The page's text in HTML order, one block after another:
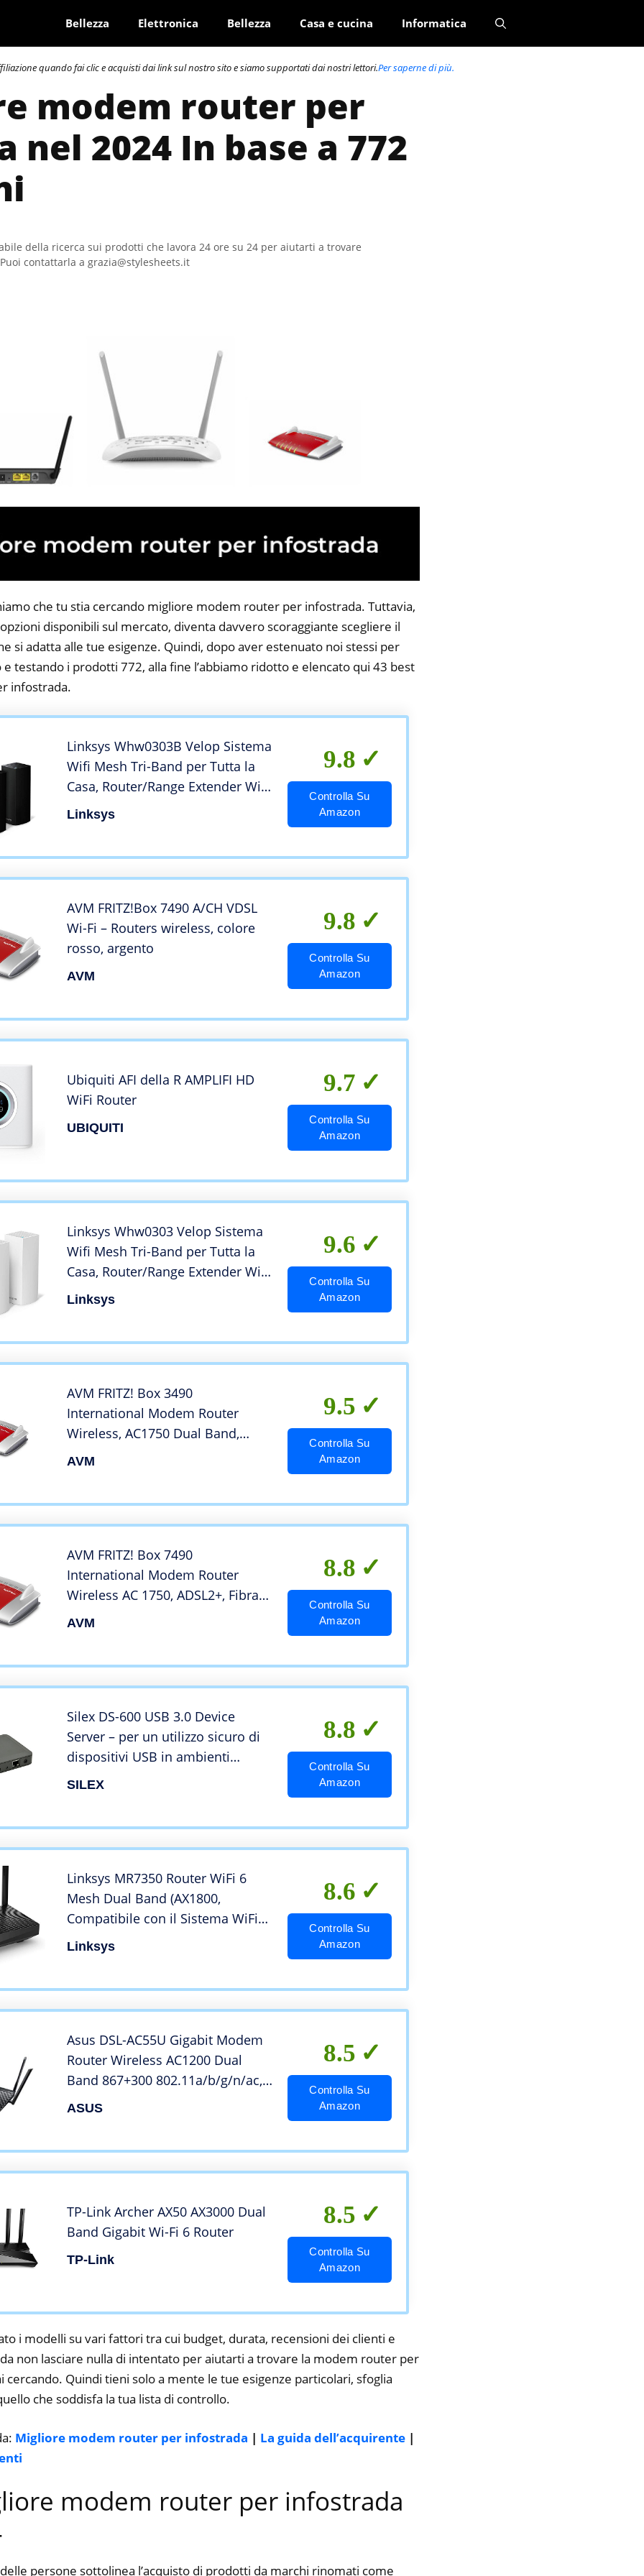
Bellezza Elettronica Bellezza Casa e cucina Informatica
quando fai clic e acquisti dai link sul nostro sito e siamo supportati dai nostri lettori.Per saperne di più.
modem router per
2024 In base a 772
della ricerca sui prodotti che lavora 24 ore su 24 per aiutarti a trovare
contattarla a grazia@stylesheets.it
che tu stia cercando migliore modem router per infostrada. Tuttavia,
disponibili sul mercato, diventa davvero scoraggiante scegliere il
si adatta alle tue esigenze. Quindi, dopo aver estenuato noi stessi per
testando i prodotti 772, alla fine l’abbiamo ridotto e elencato qui 43 best
infostrada.
Linksys Whw0303B Velop Sistema
Wifi Mesh Tri-Band per Tutta la
Casa, Router/Range Extender Wifi
Ac2200 per una Copertura
Completa, Copertura fino A 525
Linksys
9.8
Controlla Su
Amazon
AVM FRITZ!Box 7490 A/CH VDSL
Wi-Fi – Routers wireless, colore
rosso, argento
AVM
9.8
Controlla Su
Amazon
Ubiquiti AFI della R AMPLIFI HD
WiFi Router
UBIQUITI
9.7
Controlla Su
Amazon
Linksys Whw0303 Velop Sistema
Wifi Mesh Tri-Band per Tutta la
Casa, Router/Range Extender Wifi
Ac2200 per una Copertura
Completa, Copertura fino A 525
Linksys
9.6
Controlla Su
Amazon
AVM FRITZ! Box 3490
International Modem Router
Wireless, AC1750 Dual Band,
ADSL2+, Fibra (VDSL), 4 LAN
AVM
9.5
Controlla Su
Amazon
AVM FRITZ! Box 7490
International Modem Router
Wireless AC 1750, ADSL2+, Fibra
(VDSL), 4 LAN Gigabit, 2 Usb 3.0,
AVM
8.8
Controlla Su
Amazon
Silex DS-600 USB 3.0 Device
Server – per un utilizzo sicuro di
dispositivi USB in ambienti
professionale Network
SILEX
8.8
Controlla Su
Amazon
Linksys MR7350 Router WiFi 6
Mesh Dual Band (AX1800,
Compatibile con il Sistema WiFi
per Tutta la Casa Velop, Filtro
famiglia tramite l’App Linksys)
Linksys
8.6
Controlla Su
Amazon
Asus DSL-AC55U Gigabit Modem
Router Wireless AC1200 Dual
Band 867+300 802.11a/b/g/n/ac,
Modem ADSL e VDSL 100Mbps,
ASUS
8.5
Controlla Su
Amazon
TP-Link Archer AX50 AX3000 Dual
Band Gigabit Wi-Fi 6 Router
TP-Link
8.5
Controlla Su
Amazon
i modelli su vari fattori tra cui budget, durata, recensioni dei clienti e
non lasciare nulla di intentato per aiutarti a trovare la modem router per
cercando. Quindi tieni solo a mente le tue esigenze particolari, sfoglia
che soddisfa la tua lista di controllo.
Migliore modem router per infostrada | La guida dell’acquirente |
modem router per infostrada
persone sottolinea l’acquisto di prodotti da marchi rinomati come